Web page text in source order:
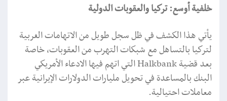
خلفية أوسع: تركيا والعقوبات الدولية
يأتي هذا الكشف في ظل سجل طويل من الاتهامات الغربية
لتركيا بالتساهل مع شبكات التهرب من العقوبات، خاصة
بعد قضية Halkbank التي اتهم فيها الادعاء الأمريكي
البنك بالمساعدة في تحويل مليارات الدولارات الإيرانية عبر
معاملات احتيالية.